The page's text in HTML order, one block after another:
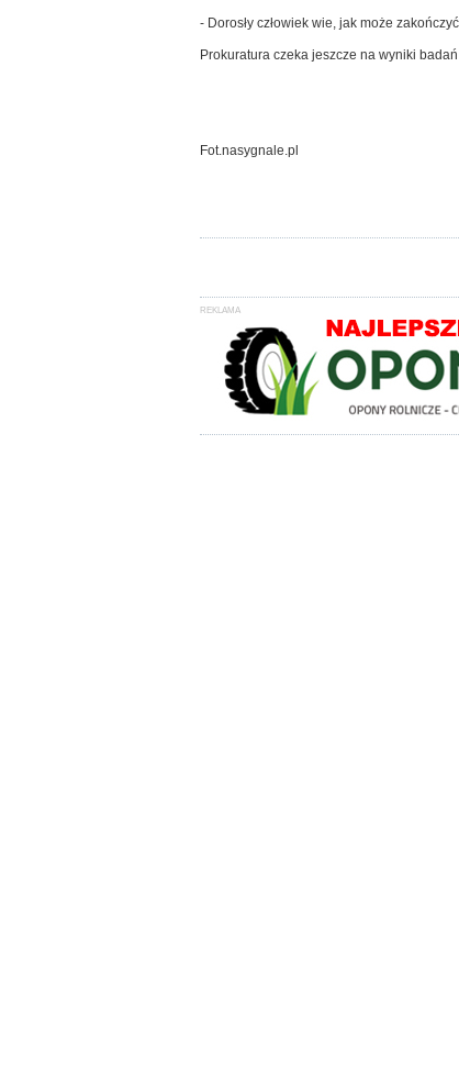
- Dorosły człowiek wie, jak może
Prokuratura czeka jeszcze na wyniki
Fot.nasygnale.pl